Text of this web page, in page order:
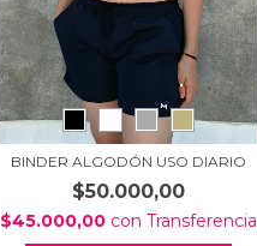
BINDER ALGODÓN USO DIARIO
$50.000,00
$45.000,00 con Transferencia